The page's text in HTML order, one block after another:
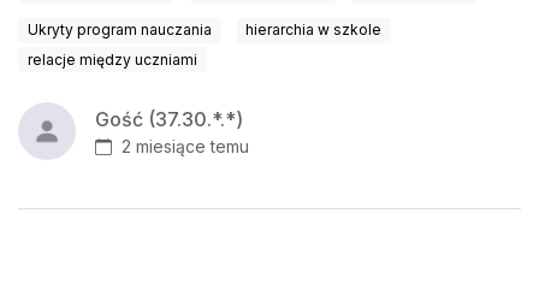
Ukryty program nauczania
hierarchia w szkole
relacje między uczniami
Gość (37.30.*.*)
2 miesiące temu